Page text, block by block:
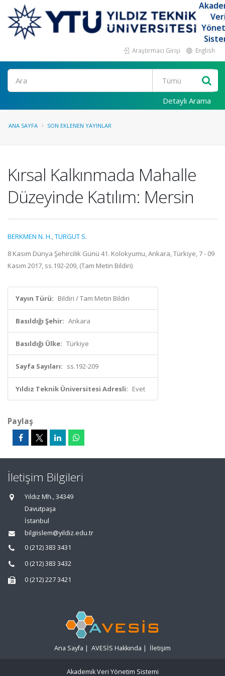
Araştırmacı Girişi English
Ara
Detaylı Arama
ANA SAYFA SON EKLENEN YAYINLAR
Kırsal Kalkınmada Mahalle
Düzeyinde Katılım: Mersin
BERKMEN N. H.,TURGUT S.
8 Kasım Dünya Şehircilik Günü 41. Kolokyumu, Ankara, Türkiye, 7 - 09
Kasım 2017, ss.192-209, (Tam Metin Bildiri)
Yayın Türü: Bildiri / Tam Metin Bildiri
Basıldığı Şehir: Ankara
Basıldığı Ülke: Türkiye
Sayfa Sayıları: ss.192-209
Yıldız Teknik Üniversitesi Adresli: Evet
Paylaş
İletişim Bilgileri
Yıldız Mh., 34349
Davutpaşa
İstanbul
bilgiislem@yildiz.edu.tr
0 (212) 383 3431
0 (212) 383 3432
0 (212) 227 3421
Ana Sayfa | AVESİS Hakkında | İletişim
Akademik Veri Yönetim Sistemi